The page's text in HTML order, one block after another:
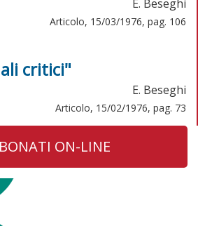
E. Beseghi
Articolo, 15/03/1976, pag. 106
critici"
E. Beseghi
Articolo, 15/02/1976, pag. 73
ON-LINE